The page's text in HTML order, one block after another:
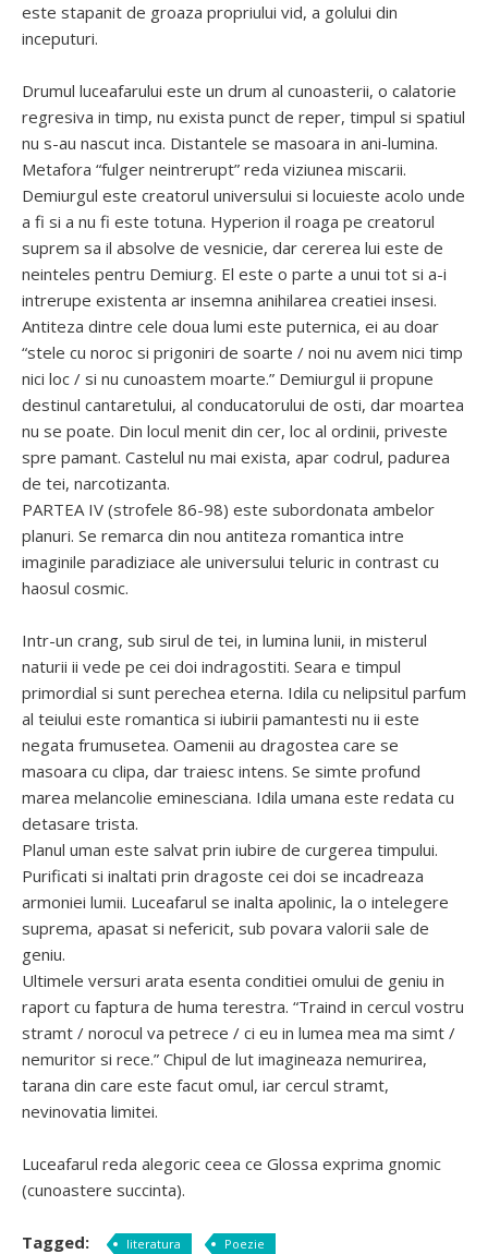
este stapanit de groaza propriului vid, a golului din
inceputuri.
Drumul luceafarului este un drum al cunoasterii, o calatorie
regresiva in timp, nu exista punct de reper, timpul si spatiul
nu s-au nascut inca. Distantele se masoara in ani-lumina.
Metafora “fulger neintrerupt” reda viziunea miscarii.
Demiurgul este creatorul universului si locuieste acolo unde
a fi si a nu fi este totuna. Hyperion il roaga pe creatorul
suprem sa il absolve de vesnicie, dar cererea lui este de
neinteles pentru Demiurg. El este o parte a unui tot si a-i
intrerupe existenta ar insemna anihilarea creatiei insesi.
Antiteza dintre cele doua lumi este puternica, ei au doar
“stele cu noroc si prigoniri de soarte / noi nu avem nici timp
nici loc / si nu cunoastem moarte.” Demiurgul ii propune
destinul cantaretului, al conducatorului de osti, dar moartea
nu se poate. Din locul menit din cer, loc al ordinii, priveste
spre pamant. Castelul nu mai exista, apar codrul, padurea
de tei, narcotizanta.
PARTEA IV (strofele 86-98) este subordonata ambelor
planuri. Se remarca din nou antiteza romantica intre
imaginile paradiziace ale universului teluric in contrast cu
haosul cosmic.
Intr-un crang, sub sirul de tei, in lumina lunii, in misterul
naturii ii vede pe cei doi indragostiti. Seara e timpul
primordial si sunt perechea eterna. Idila cu nelipsitul parfum
al teiului este romantica si iubirii pamantesti nu ii este
negata frumusetea. Oamenii au dragostea care se
masoara cu clipa, dar traiesc intens. Se simte profund
marea melancolie eminesciana. Idila umana este redata cu
detasare trista.
Planul uman este salvat prin iubire de curgerea timpului.
Purificati si inaltati prin dragoste cei doi se incadreaza
armoniei lumii. Luceafarul se inalta apolinic, la o intelegere
suprema, apasat si nefericit, sub povara valorii sale de
geniu.
Ultimele versuri arata esenta conditiei omului de geniu in
raport cu faptura de huma terestra. “Traind in cercul vostru
stramt / norocul va petrece / ci eu in lumea mea ma simt /
nemuritor si rece.” Chipul de lut imagineaza nemurirea,
tarana din care este facut omul, iar cercul stramt,
nevinovatia limitei.
Luceafarul reda alegoric ceea ce Glossa exprima gnomic
(cunoastere succinta).
Tagged: literatura Poezie